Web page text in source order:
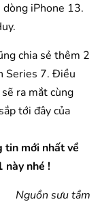
dòng iPhone 13.
chia sẻ thêm 2
Series 7. Điều
ra mắt cùng
tới đây của
tin mới nhất về
này nhé !
Nguồn sưu tầm